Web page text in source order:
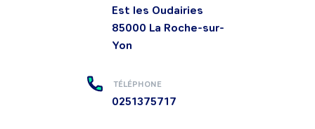
Est les Oudairies
85000 La Roche-sur-
Yon
TÉLÉPHONE
0251375717